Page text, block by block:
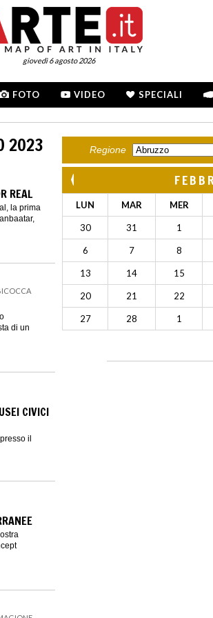
giovedì 6 agosto 2026
FOTO VIDEO SPECIALI
2023
REAL
la prima
di un
CIVICI
il
Regione
LUN MAR MER
30 31 1
6 7 8
13 14 15
20 21 22
27 28 1